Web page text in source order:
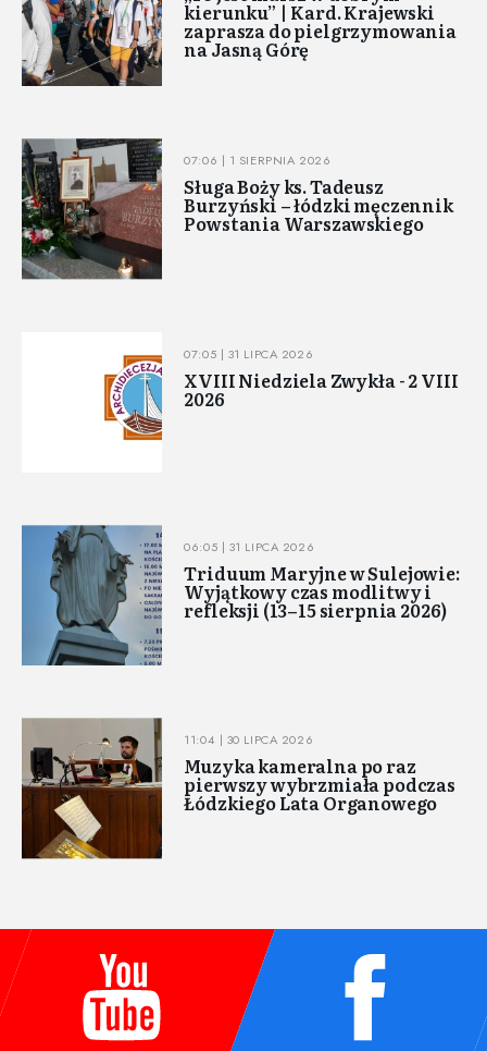
kierunku” | Kard. Krajewski
zaprasza do pielgrzymowania
na Jasną Górę
07:06 | 1 SIERPNIA 2026
Sługa Boży ks. Tadeusz
Burzyński – łódzki męczennik
Powstania Warszawskiego
07:05 | 31 LIPCA 2026
XVIII Niedziela Zwykła - 2 VIII
2026
06:05 | 31 LIPCA 2026
Triduum Maryjne w Sulejowie:
Wyjątkowy czas modlitwy i
refleksji (13–15 sierpnia 2026)
11:04 | 30 LIPCA 2026
Muzyka kameralna po raz
pierwszy wybrzmiała podczas
Łódzkiego Lata Organowego